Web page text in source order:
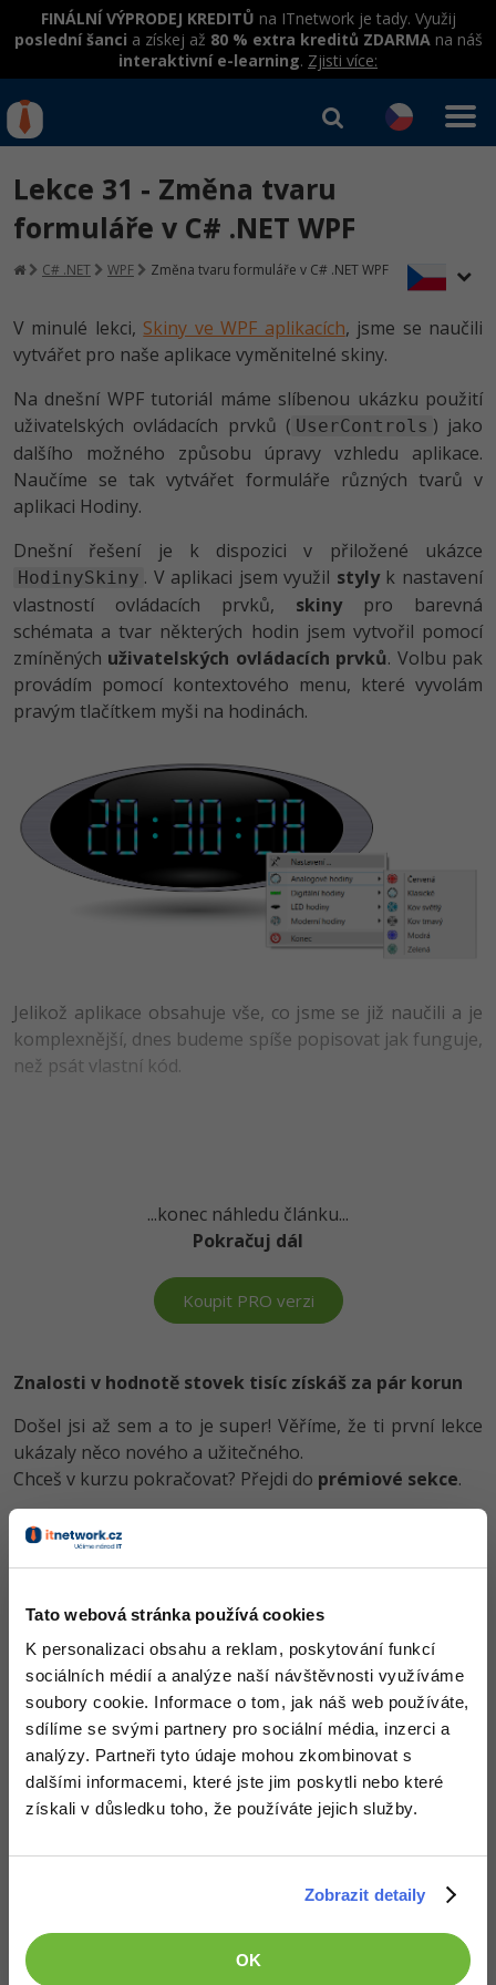
Tato webová stránka používá cookies
K personalizaci obsahu a reklam, poskytování funkcí
sociálních médií a analýze naší návštěvnosti využíváme
soubory cookie. Informace o tom, jak náš web používáte,
sdílíme se svými partnery pro sociální média, inzerci a
analýzy. Partneři tyto údaje mohou zkombinovat s
dalšími informacemi, které jste jim poskytli nebo které
získali v důsledku toho, že používáte jejich služby.
Zobrazit detaily
OK
FINÁLNÍ VÝPRODEJ KREDITŮ na ITnetwork je tady. Využij
poslední šanci a získej až 80 % extra kreditů ZDARMAna náš
interaktivní e-learning. Zjisti více:
Rekvalifikace a kurzy
hrazené úřadem práce
Workshopy zdarma
Umělá inteligence v praxi
Školení
Objektové programování - OOP
Umělá inteligence
SQL a databáze
Testování a verzování
UML a návrhové vzory
Spring
ASP.NET MVC
Django
Školení dle technologií
C# .NET
Java
PHP
JavaScript
Python
HTML / CSS
MySQL/MariaDB
MS-SQL
SQLite
Kurzy IT profesí
Programátor WWW aplikací
Senior programátor
Front-end developer
Vývojář mobilních aplikací
Specialista na AI a bigdata
C# Game developer
Webdesigner
Tester
Systémový administrátor
Grafik / UX/UI návrhář
3D grafik
Copywriter
Kurzy programování
Jak začít?
Java -80%
C#.NET -80%
Python
JavaScript -80%
-80%
C++ -80%
Swift -80%
Kotlin -80%
C -80%
VB.NET
Algoritmy -41%
Kurzy e-commerce
Digitální gramotnost
Marketing
SEO -30%
UX
Kryptoměny -25%
Copywriting -30%
-80%
Photoshop -80%
Adobe Illustrator -80%
Adobe Lightroom
Adobe XD -15%
Adobe InDesign -25%
Adobe After Effects
-80%
Video
Příběhy absolventů
Blog
Pro firmy
Přihlásit se | Registrovat
Lekce 31 - Změna tvaru
formuláře v C# .NET WPF
C# .NET WPF Změna tvaru formuláře v C# .NET WPF
V minulé lekci, Skiny ve WPF aplikacích, jsme se naučili
vytvářet pro naše aplikace vyměnitelné skiny.
Na dnešní WPF tutoriál máme slíbenou ukázku použití
uživatelských ovládacích prvků ( UserControls ) jako
dalšího možného způsobu úpravy vzhledu aplikace.
Naučíme se tak vytvářet formuláře různých tvarů v
aplikaci Hodiny.
Dnešní řešení je k dispozici v přiložené ukázce
HodinySkiny . V aplikaci jsem využil stylyk nastavení
vlastností ovládacích prvků, skinypro barevná
schémata a tvar některých hodin jsem vytvořil pomocí
zmíněných uživatelských ovládacích prvků. Volbu pak
provádím pomocí kontextového menu, které vyvolám
pravým tlačítkem myši na hodinách.
Jelikož aplikace obsahuje vše, co jsme se již naučili a je
komplexnější, dnes budeme spíše popisovat jak funguje,
než psát vlastní kód.
...konec náhledu článku...
Pokračuj dál
Koupit PRO verzi
Znalosti v hodnotě stovek tisíc získáš za pár korun
Došel jsi až sem a to je super! Věříme, že ti první lekce
ukázaly něco nového a užitečného.
Chceš v kurzu pokračovat? Přejdi do prémiové sekce.
Obsah článku spadá pod licenci
sesmluvními podmínkami.
Co od nás v dalších lekcích dostaneš?
Přístup k jednotlivým lekcím dle způsobu pořízení.
Kvalitní znalostiv oblasti IT.
Dovednosti, které ti pomohou získat vysněnou a
dobře placenou práci.
Požadovaný článek má následující obsah: